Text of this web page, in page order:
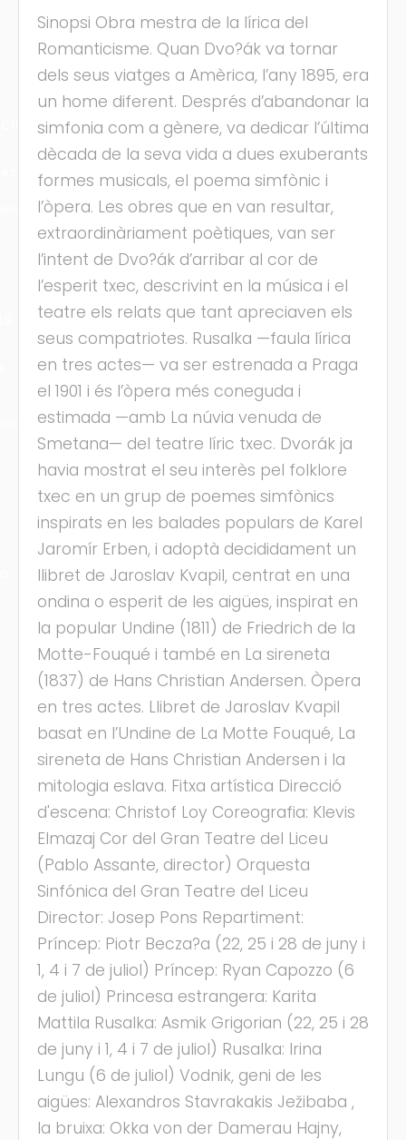
Sinopsi Obra mestra de la lírica del
Romanticisme. Quan Dvo?ák va tornar
dels seus viatges a Amèrica, l’any 1895, era
un home diferent. Després d’abandonar la
simfonia com a gènere, va dedicar l’última
dècada de la seva vida a dues exuberants
formes musicals, el poema simfònic i
l’òpera. Les obres que en van resultar,
extraordinàriament poètiques, van ser
l’intent de Dvo?ák d’arribar al cor de
l’esperit txec, descrivint en la música i el
teatre els relats que tant apreciaven els
seus compatriotes. Rusalka —faula lírica
en tres actes— va ser estrenada a Praga
el 1901 i és l’òpera més coneguda i
estimada —amb La núvia venuda de
Smetana— del teatre líric txec. Dvorák ja
havia mostrat el seu interès pel folklore
txec en un grup de poemes simfònics
inspirats en les balades populars de Karel
Jaromír Erben, i adoptà decididament un
llibret de Jaroslav Kvapil, centrat en una
ondina o esperit de les aigües, inspirat en
la popular Undine (1811) de Friedrich de la
Motte-Fouqué i també en La sireneta
(1837) de Hans Christian Andersen. Òpera
en tres actes. Llibret de Jaroslav Kvapil
basat en l’Undine de La Motte Fouqué, La
sireneta de Hans Christian Andersen i la
mitologia eslava. Fitxa artística Direcció
d'escena: Christof Loy Coreografia: Klevis
Elmazaj Cor del Gran Teatre del Liceu
(Pablo Assante, director) Orquesta
Sinfónica del Gran Teatre del Liceu
Director: Josep Pons Repartiment:
Príncep: Piotr Becza?a (22, 25 i 28 de juny i
1, 4 i 7 de juliol) Príncep: Ryan Capozzo (6
de juliol) Princesa estrangera: Karita
Mattila Rusalka: Asmik Grigorian (22, 25 i 28
de juny i 1, 4 i 7 de juliol) Rusalka: Irina
Lungu (6 de juliol) Vodnik, geni de les
aigües: Alexandros Stavrakakis Ježibaba ,
la bruixa: Okka von der Damerau Hajny,